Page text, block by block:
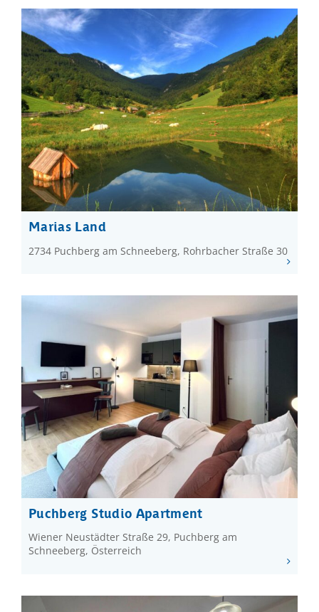
Marias Land
2734 Puchberg am Schneeberg, Rohrbacher Straße 30
Puchberg Studio Apartment
Wiener Neustädter Straße 29, Puchberg am
Schneeberg, Österreich